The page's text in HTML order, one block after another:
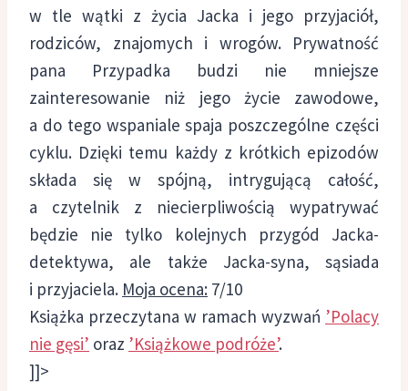
w tle wątki z życia Jacka i jego przyjaciół,
rodziców, znajomych i wrogów. Prywatność
pana Przypadka budzi nie mniejsze
zainteresowanie niż jego życie zawodowe,
a do tego wspaniale spaja poszczególne części
cyklu. Dzięki temu każdy z krótkich epizodów
składa się w spójną, intrygującą całość,
a czytelnik z niecierpliwością wypatrywać
będzie nie tylko kolejnych przygód Jacka-
detektywa, ale także Jacka-syna, sąsiada
i przyjaciela. Moja ocena: 7/10
Książka przeczytana w ramach wyzwań ’Polacy
nie gęsi’ oraz ’Książkowe podróże’.
]]>